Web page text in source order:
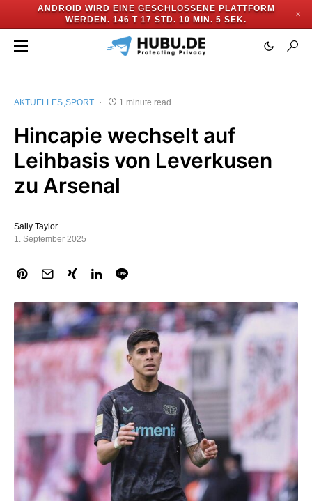
ANDROID WIRD EINE GESCHLOSSENE PLATTFORM
WERDEN. 146 T 17 STD. 10 MIN. 5 SEK.
✕
AKTUELLES SPORT 1 minute read
Hincapie wechselt auf
Leihbasis von Leverkusen
zu Arsenal
Sally Taylor
1. September 2025